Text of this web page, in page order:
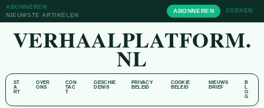
ABONNEREN
NIEUWSTE ARTIKELEN
ABONNEREN ZOEKEN
VERHAALPLATFORM.
NL
ST
A
RT
OVER
ONS
CON
TAC
T
GESCHIE
DENIS
PRIVACY
BELEID
COOKIE
BELEID
NIEUWS
BRIEF
B
L
O
G